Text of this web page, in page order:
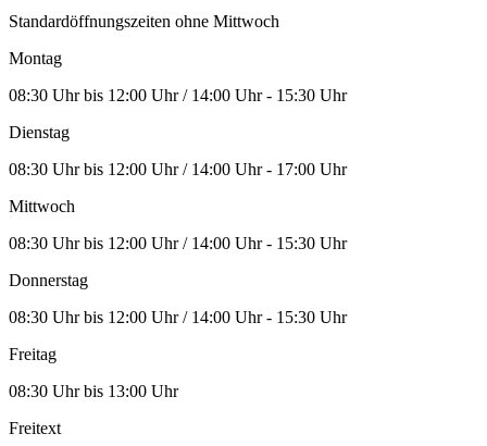
Standardöffnungszeiten ohne Mittwoch
Montag
08:30 Uhr bis 12:00 Uhr / 14:00 Uhr - 15:30 Uhr
Dienstag
08:30 Uhr bis 12:00 Uhr / 14:00 Uhr - 17:00 Uhr
Mittwoch
08:30 Uhr bis 12:00 Uhr / 14:00 Uhr - 15:30 Uhr
Donnerstag
08:30 Uhr bis 12:00 Uhr / 14:00 Uhr - 15:30 Uhr
Freitag
08:30 Uhr bis 13:00 Uhr
Freitext